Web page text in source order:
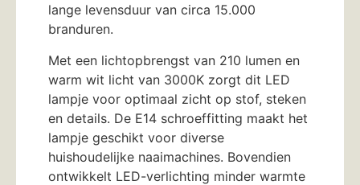
lange levensduur van circa 15.000
branduren.
Met een lichtopbrengst van 210 lumen en
warm wit licht van 3000K zorgt dit LED
lampje voor optimaal zicht op stof, steken
en details. De E14 schroeffitting maakt het
lampje geschikt voor diverse
huishoudelijke naaimachines. Bovendien
ontwikkelt LED-verlichting minder warmte